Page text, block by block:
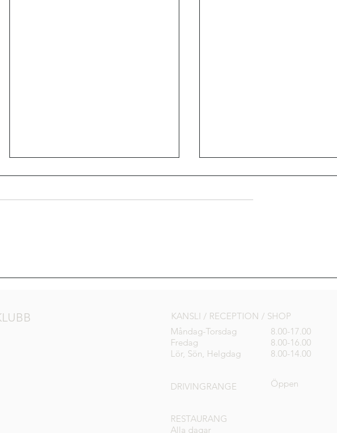
KANSLI / RECEPTION / SHOP
Måndag-Torsdag
Fredag
Lör, Sön, Helgdag
DRIVINGRANGE
RESTAURANG
Alla dagar
8.00-17.00
8.00-16.00
8.00-14.00
Öppen